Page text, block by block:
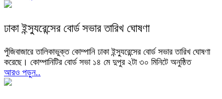
ঢাকা ইন্স্যুরেন্সের বোর্ড সভার তারিখ ঘোষণা
পুঁজিবাজারে তালিকাভুক্ত কোম্পানি ঢাকা ইন্স্যুরেন্সের বোর্ড সভার তারিখ ঘোষণা
করেছে। কোম্পানিটির বোর্ড সভা ১৪ মে দুপুর ২টা ৩০ মিনিটে অনুষ্ঠিত
আরও পড়ুন..